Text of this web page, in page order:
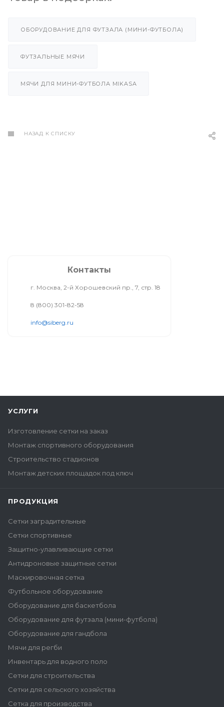
ОБОРУДОВАНИЕ ДЛЯ ФУТЗАЛА (МИНИ-ФУТБОЛА)
ФУТЗАЛЬНЫЕ МЯЧИ
МЯЧИ ДЛЯ МИНИ-ФУТБОЛА MIKASA
НАЗАД К СПИСКУ
Контакты
г. Москва, 2-й Хорошевский пр., 7, стр. 18
8 (800) 301-82-58
info@siberg.ru
УСЛУГИ
Изготовление сетки на заказ
Монтаж спортивного оборудования
Строительство стадионов
Монтаж детских площадок под ключ
ПРОДУКЦИЯ
Сетки заградительные
Сетки спортивные
Защитно-улавливающие сетки
Антидроновые защитные сетки
Маскировочная сетка
Футбольное оборудование
Оборудование для баскетбола
Оборудование для футзала (мини-футбола)
Оборудование для гандбола
Мячи для регби
Инвентарь для водного поло
Сетки для строительства
Сетки для сельского хозяйства
Сетка для производства